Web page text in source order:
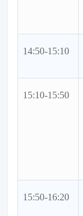
14:50-15:10
15:10-15:50
15:50-16:20